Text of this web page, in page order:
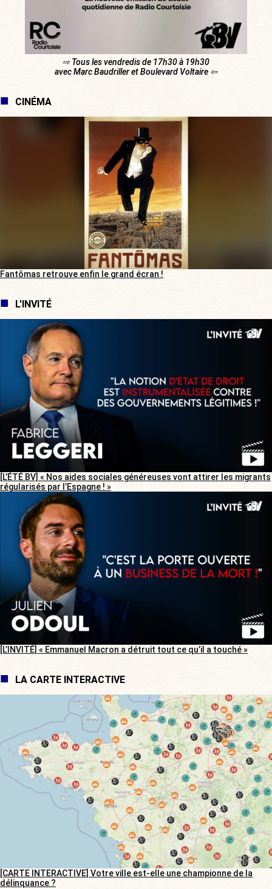
⇨ Tous les vendredis de 17h30 à 19h30
avec Marc Baudriller et Boulevard Voltaire ⇦
CINÉMA
Fantômas retrouve enfin le grand écran !
L'INVITÉ
[L’ÉTÉ BV] « Nos aides sociales généreuses vont attirer les migrants
régularisés par l’Espagne ! »
[L’INVITÉ] « Emmanuel Macron a détruit tout ce qu’il a touché »
LA CARTE INTERACTIVE
[CARTE INTERACTIVE] Votre ville est-elle une championne de la
délinquance ?